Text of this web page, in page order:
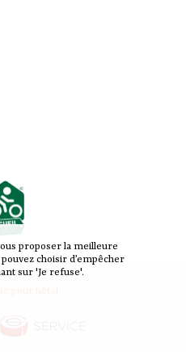
proposer la meilleure
choisir d’empêcher
sur 'Je refuse'.